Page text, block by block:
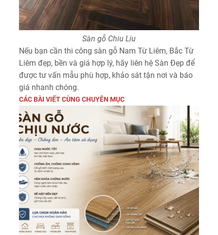
Sàn gỗ Chiu Liu
Nếu bạn cần thi công sàn gỗ Nam Từ Liêm, Bắc Từ
Liêm đẹp, bền và giá hợp lý, hãy liên hệ Sàn Đẹp để
được tư vấn mẫu phù hợp, khảo sát tận nơi và báo
giá nhanh chóng.
CÁC BÀI VIẾT CÙNG CHUYÊN MỤC